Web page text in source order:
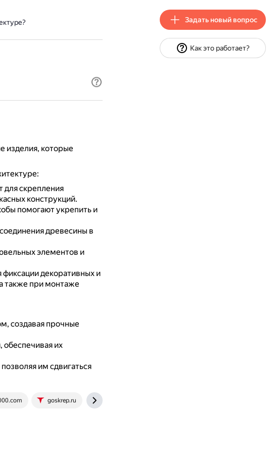
изделия, которые
скрепления
конструкций.
помогают укрепить и
древесины в
элементов и
декоративных и
также при монтаже
создавая прочные
обеспечивая их
им сдвигаться
goskrep.ru
Задать новый вопрос
Как это работает?